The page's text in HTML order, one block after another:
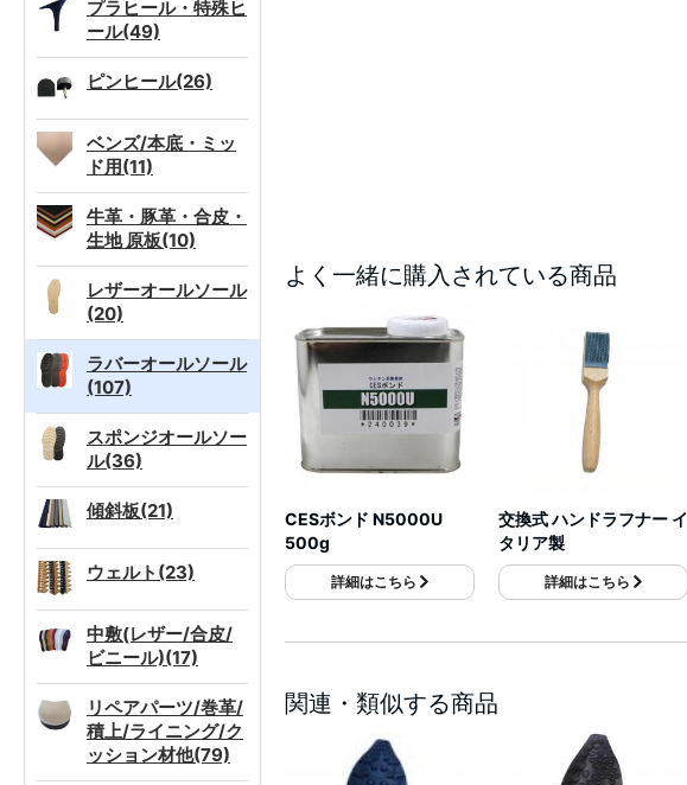
プラヒール・特殊ヒ
ール(49)
ピンヒール(26)
ベンズ/本底・ミッ
ド用(11)
牛革・豚革・合皮・
生地 原板(10)
レザーオールソール
(20)
ラバーオールソール
(107)
スポンジオールソー
ル(36)
傾斜板(21)
ウェルト(23)
中敷(レザー/合皮/
ビニール)(17)
リペアパーツ/巻革/
積上/ライニング/ク
ッション材他(79)
よく一緒に購入されている商品
CESボンド N5000U
500g
詳細はこちら
交換式 ハンドラフナー イ
タリア製
詳細はこちら
関連・類似する商品